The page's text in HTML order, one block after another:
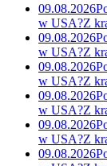
09.08.2026
w USA?Z
09.08.2026
w USA?Z
09.08.2026
w USA?Z
09.08.2026
w USA?Z
09.08.2026
w USA?Z
09.08.2026